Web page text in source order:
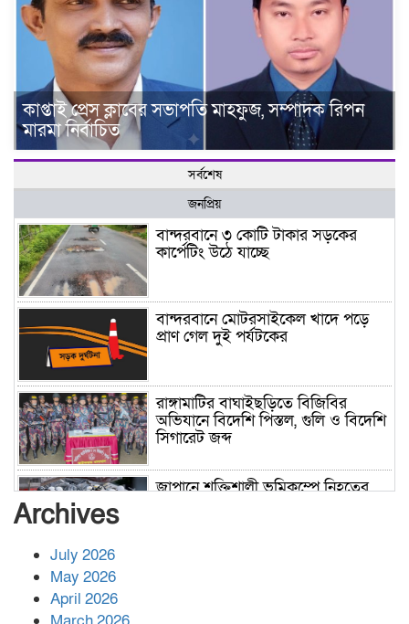
কাপ্তাই প্রেস ক্লাবের সভাপতি মাহফুজ, সম্পাদক রিপন
মারমা নির্বাচিত
সর্বশেষ
জনপ্রিয়
বান্দরবানে ৩ কোটি টাকার সড়কের
কার্পেটিং উঠে যাচ্ছে
বান্দরবানে মোটরসাইকেল খাদে পড়ে
প্রাণ গেল দুই পর্যটকের
রাঙ্গামাটির বাঘাইছড়িতে বিজিবির
অভিযানে বিদেশি পিস্তল, গুলি ও বিদেশি
সিগারেট জব্দ
জাপানে শক্তিশালী ভূমিকম্পে নিহতের
Archives
July 2026
May 2026
April 2026